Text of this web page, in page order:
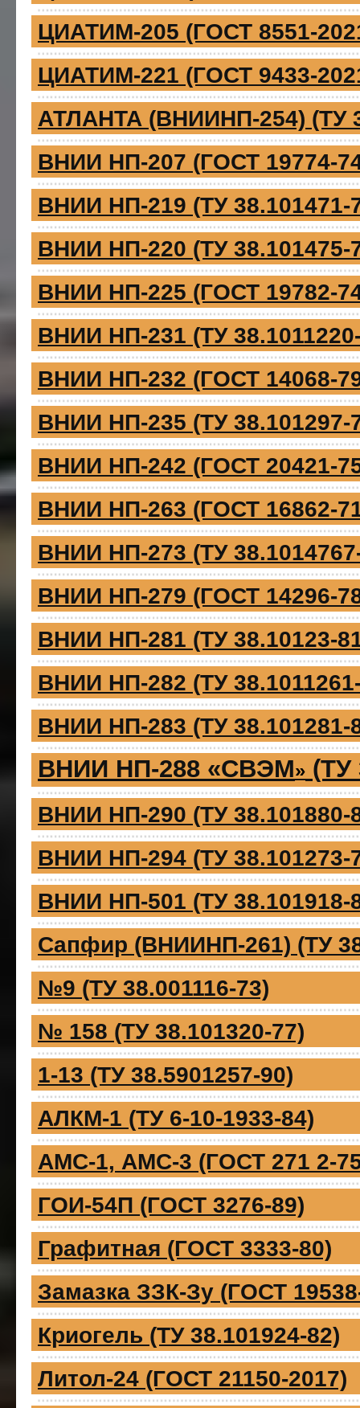
ЦИАТИМ-205 (ГОСТ 8551-
ЦИАТИМ-221 (ГОСТ 9433-
АТЛАНТА (ВНИИНП-254) (ТУ
ВНИИ НП-207 (ГОСТ 19774-
ВНИИ НП-219 (ТУ 38.101471-
ВНИИ НП-220 (ТУ 38.101475-
ВНИИ НП-225 (ГОСТ 19782-
ВНИИ НП-231 (ТУ
ВНИИ НП-232 (ГОСТ 14068-
ВНИИ НП-235 (ТУ 38.101297-
ВНИИ НП-242 (ГОСТ 20421-
ВНИИ НП-263 (ГОСТ 16862-
ВНИИ НП-273 (ТУ
ВНИИ НП-279 (ГОСТ 14296-
ВНИИ НП-281 (ТУ 38.10123-
ВНИИ НП-282 (ТУ
ВНИИ НП-283 (ТУ 38.101281-
ВНИИ НП-288 «СВЭМ» (ТУ
ВНИИ НП-290 (ТУ 38.101880-
ВНИИ НП-294 (ТУ 38.101273-
ВНИИ НП-501 (ТУ 38.101918-
Сапфир (ВНИИНП-261) (ТУ
№9 (ТУ 38.001116-73)
№ 158 (ТУ 38.101320-77)
1-13 (ТУ 38.5901257-90)
АЛКМ-1 (ТУ 6-10-1933-84)
АМС-1, АМС-3 (ГОСТ 271 2-
ГОИ-54П (ГОСТ 3276-89)
Графитная (ГОСТ 3333-80)
Замазка ЗЗК-Зу (ГОСТ
Криогель (ТУ 38.101924-82)
Литол-24 (ГОСТ 21150-2017)